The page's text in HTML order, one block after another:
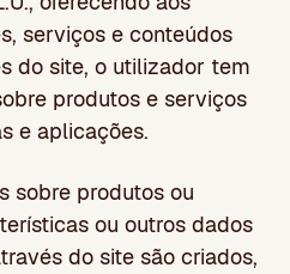
serviços e conteúdos
do site, o utilizador tem
produtos e serviços
e aplicações.
sobre produtos ou
ou outros dados
do site são criados,